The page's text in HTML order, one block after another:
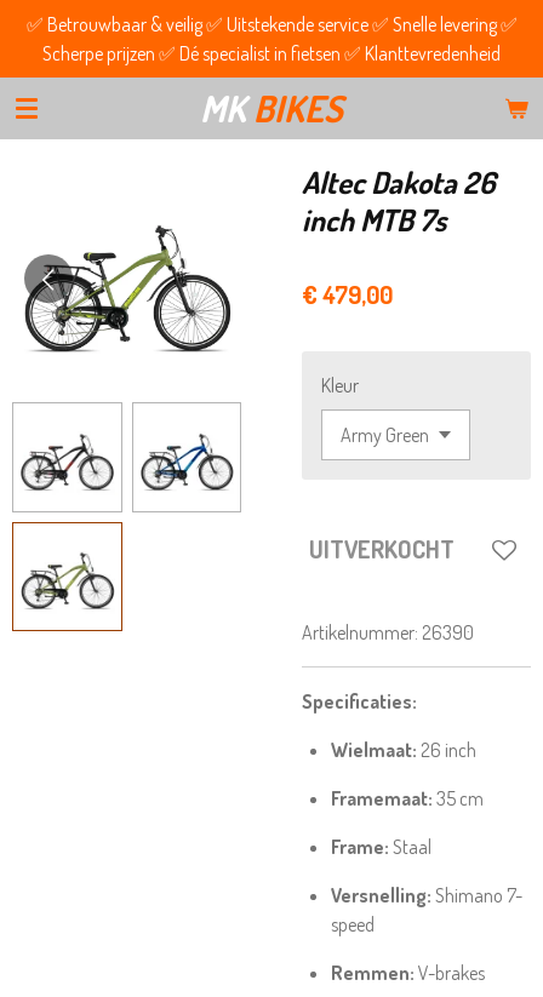
Ga
direct
naar
de
hoofdinhoud
MKBIKES
✅ Betrouwbaar & veilig ✅ Uitstekende service ✅ Snelle levering ✅
Scherpe prijzen ✅ Dé specialist in fietsen ✅ Klanttevredenheid
Altec Dakota 26
inch MTB 7s
€ 479,00
Kleur
UITVERKOCHT
Artikelnummer: 26390
Specificaties:
Wielmaat: 26 inch
Framemaat: 35 cm
Frame: Staal
Versnelling: Shimano 7-
speed
Remmen: V-brakes